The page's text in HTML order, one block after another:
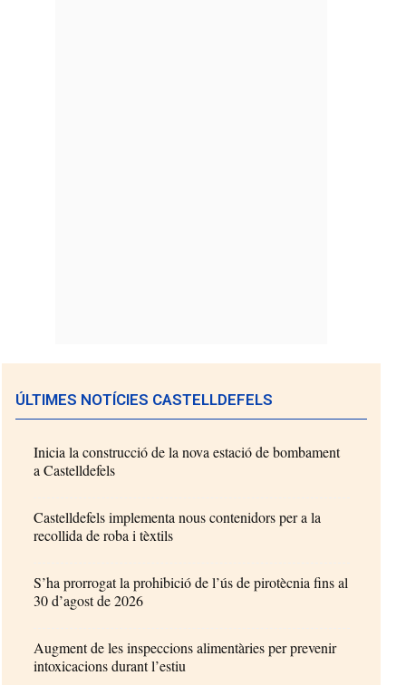
ÚLTIMES NOTÍCIES CASTELLDEFELS
Inicia la construcció de la nova estació de bombament
a Castelldefels
Castelldefels implementa nous contenidors per a la
recollida de roba i tèxtils
S’ha prorrogat la prohibició de l’ús de pirotècnia fins al
30 d’agost de 2026
Augment de les inspeccions alimentàries per prevenir
intoxicacions durant l’estiu